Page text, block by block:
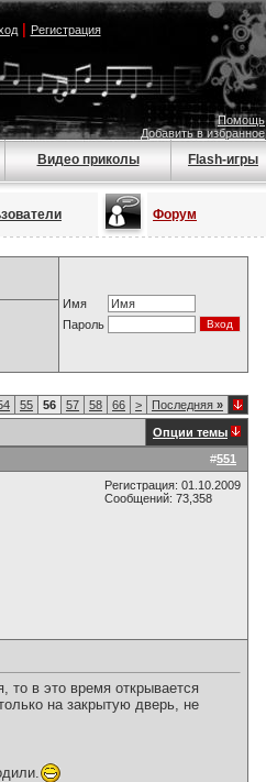
| Регистрация
Помощь
Добавить в избранное
Видео приколы Flash-игры
Форум
Имя
Пароль
55 56 57 58 66 > Последняя »
Опции темы
#551
Регистрация: 01.10.2009
Сообщений: 73,358
то в это время открывается
на закрытую дверь, не